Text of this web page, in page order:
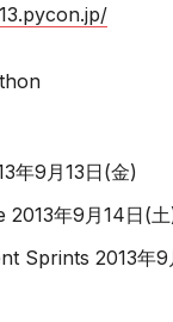
年9月13日(金)
年9月14日(
Sprints 2013年9